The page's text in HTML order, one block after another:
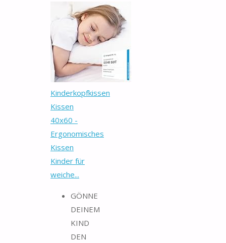
Kinderkopfkissen
Kissen
40x60 -
Ergonomisches
Kissen
Kinder für
weiche...
GÖNNE
DEINEM
KIND
DEN